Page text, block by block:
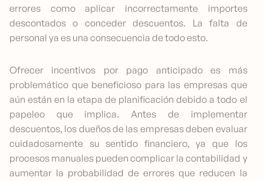
errores como aplicar incorrectamente importes
descontados o conceder descuentos. La falta de
personal ya es una consecuencia de todo esto.
Ofrecer incentivos por pago anticipado es más
problemático que beneficioso para las empresas que
aún están en la etapa de planificación debido a todo el
papeleo que implica. Antes de implementar
descuentos, los dueños de las empresas deben evaluar
cuidadosamente su sentido financiero, ya que los
procesos manuales pueden complicar la contabilidad y
aumentar la probabilidad de errores que reducen la